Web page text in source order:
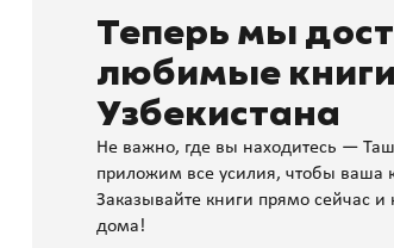
Теперь мы
любимые
Узбекистана
Не важно, где вы находитесь —
приложим все усилия, чтобы ваша
Заказывайте книги прямо сейчас
дома!